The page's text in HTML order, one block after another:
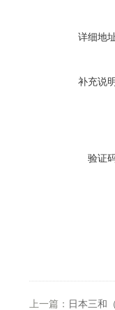
详细地
补充说
验证
上一篇： 日本三和